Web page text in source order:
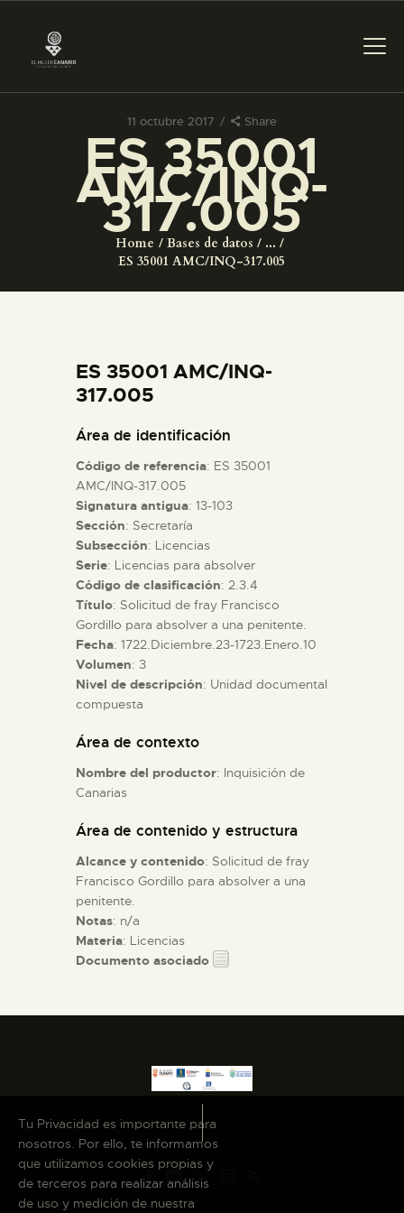
11 octubre 2017 Share
ES 35001
AMC/INQ-
317.005
Home Bases de datos
...
ES 35001 AMC/INQ-317.005
PREPARAR LA VISITA
ACTIVIDADES
COLECCIONES
ESPAÑOL
PREPARAR LA VISITA
ACTIVIDADES
█
EL MUSEO
COLECCIONES
DIDÁCTICA
ESPAÑOL
ES 35001 AMC/INQ-
317.005
Área de identificación
Código de referencia: ES 35001
AMC/INQ-317.005
Signatura antigua: 13-103
Sección: Secretaría
Subsección: Licencias
Serie: Licencias para absolver
Código de clasificación: 2.3.4
Título: Solicitud de fray Francisco
Gordillo para absolver a una penitente.
Fecha: 1722.Diciembre.23-1723.Enero.10
Volumen: 3
Nivel de descripción: Unidad documental
compuesta
Área de contexto
Nombre del productor: Inquisición de
Canarias
Área de contenido y estructura
Alcance y contenido: Solicitud de fray
Francisco Gordillo para absolver a una
penitente.
Notas: n/a
Materia: Licencias
Documento asociado
Tu Privacidad es importante para
nosotros. Por ello, te informamos
que utilizamos cookies propias y
de terceros para realizar análisis
de uso y medición de nuestra